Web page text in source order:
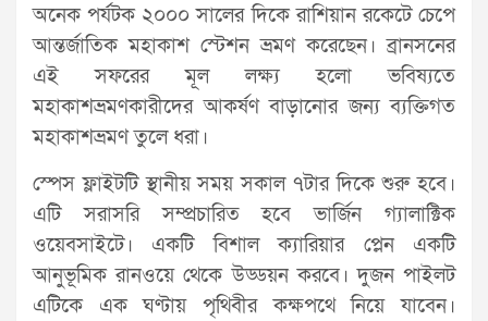
অনেক পর্যটক ২০০০ সালের দিকে রাশিয়ান রকেটে চেপে
আন্তর্জাতিক মহাকাশ স্টেশন ভ্রমণ করেছেন। ব্রানসনের
এই সফরের মূল লক্ষ্য হলো ভবিষ্যতে
মহাকাশভ্রমণকারীদের আকর্ষণ বাড়ানোর জন্য ব্যক্তিগত
মহাকাশভ্রমণ তুলে ধরা।
স্পেস ফ্লাইটটি স্থানীয় সময় সকাল ৭টার দিকে শুরু হবে।
এটি সরাসরি সম্প্রচারিত হবে ভার্জিন গ্যালাক্টিক
ওয়েবসাইটে। একটি বিশাল ক্যারিয়ার প্লেন একটি
আনুভূমিক রানওয়ে থেকে উড্ডয়ন করবে। দুজন পাইলট
এটিকে এক ঘণ্টায় পৃথিবীর কক্ষপথে নিয়ে যাবেন।